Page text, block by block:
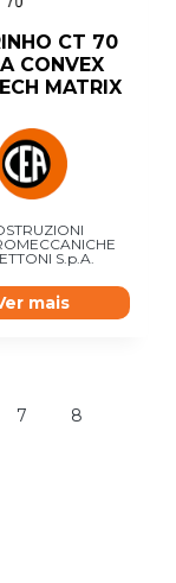
CT 70
CONVEX
MATRIX
S.p.A.
mais
7
8